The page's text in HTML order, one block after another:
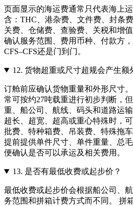
页面显示的海运费通常只代表海上
含：THC、港杂费、文件费、封条
关费、仓储费、查验费、关税和增
确认服务范围、费用币种、付款方
CFS–CFS还是门到门。
12. 货物超重或尺寸超规会产生额
订舱前应确认货物重量和外形尺寸。
常可按约27吨载重进行初步判断，
重、船公司、航线、码头和道路运
超长、超宽、超高或重心特殊时，
批费、特种箱费、吊装费、特殊拖
提前提供单件尺寸、单件重量、总
便确认是否可以承运及相关费用。
13. 是否有最低收费或起步价？
最低收费或起步价会根据船公司、
务范围和拼箱计费方式而不同。 拼